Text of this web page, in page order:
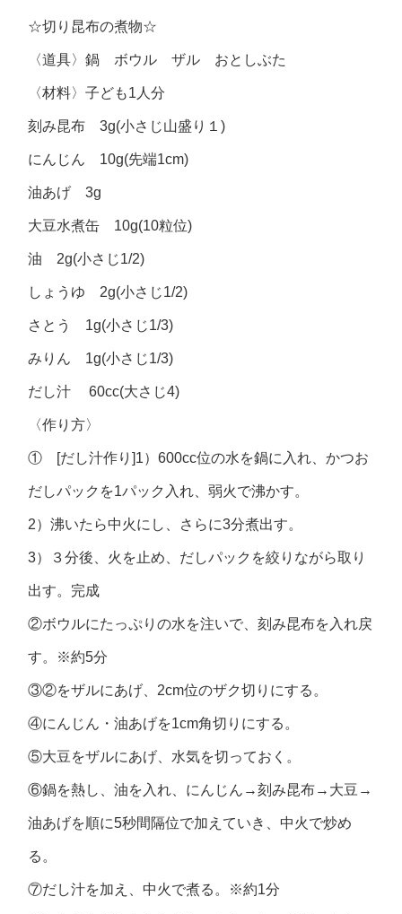
☆切り昆布の煮物☆
〈道具〉鍋 ボウル ザル おとしぶた
〈材料〉子ども1人分
刻み昆布 3g(小さじ山盛り１)
にんじん 10g(先端1cm)
油あげ 3g
大豆水煮缶 10g(10粒位)
油 2g(小さじ1/2)
しょうゆ 2g(小さじ1/2)
さとう 1g(小さじ1/3)
みりん 1g(小さじ1/3)
だし汁 60cc(大さじ4)
〈作り方〉
① [だし汁作り]1）600cc位の水を鍋に入れ、かつお
だしパックを1パック入れ、弱火で沸かす。
2）沸いたら中火にし、さらに3分煮出す。
3）３分後、火を止め、だしパックを絞りながら取り
出す。完成
②ボウルにたっぷりの水を注いで、刻み昆布を入れ戻
す。※約5分
③②をザルにあげ、2cm位のザク切りにする。
④にんじん・油あげを1cm角切りにする。
⑤大豆をザルにあげ、水気を切っておく。
⑥鍋を熱し、油を入れ、にんじん→刻み昆布→大豆→
油あげを順に5秒間隔位で加えていき、中火で炒め
る。
⑦だし汁を加え、中火で煮る。※約1分